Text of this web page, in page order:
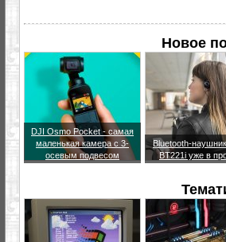
Новое
DJI Osmo Pocket - самая
маленькая камера с 3-
осевым подвесом
Bluetooth-
BT221i уже в